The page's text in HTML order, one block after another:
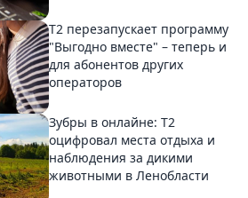
Т2 перезапускает программу
"Выгодно вместе" – теперь и
для абонентов других
операторов
Зубры в онлайне: Т2
оцифровал места отдыха и
наблюдения за дикими
животными в Ленобласти